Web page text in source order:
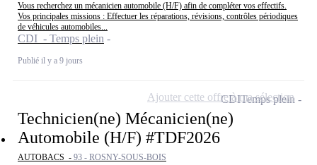
Vous recherchez un mécanicien automobile (H/F) afin de compléter vos effectifs.
Vos principales missions : Effectuer les réparations, révisions, contrôles périodiques
de véhicules automobiles...
CDI - Temps plein
Publié il y a 9 jours
Technicien(ne) Mécanicien(ne)
Automobile (H/F) #TDF2026
AUTOBACS - 93 - ROSNY-SOUS-BOIS
CDITemps plein
Ajouter cette offre à ma sélection